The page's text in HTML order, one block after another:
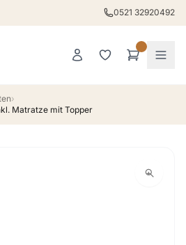
0521 32920492
›
Matratze mit Topper